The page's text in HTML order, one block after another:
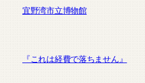
宜野湾市立博物館
『これは経費で落ちません』